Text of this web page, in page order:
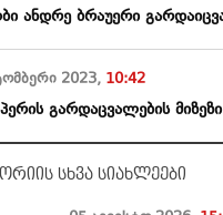
ანდრე ბრაუერი
2023, 10:42
გარდაცვალების
სხვა სიახლეები